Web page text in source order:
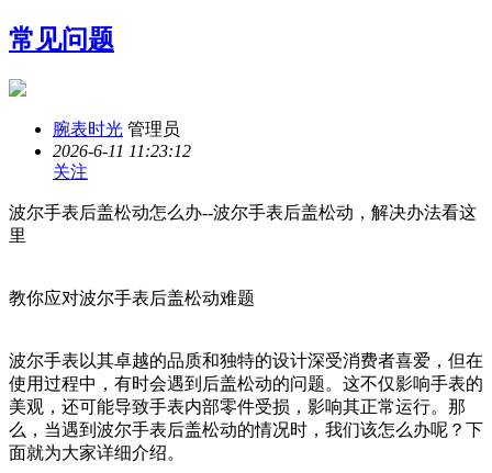
常见问题
腕表时光 管理员
2026-6-11 11:23:12
关注
波尔手表后盖松动怎么办--波尔手表后盖松动，解决办法看这
里
教你应对波尔手表后盖松动难题
波尔手表以其卓越的品质和独特的设计深受消费者喜爱，但在
使用过程中，有时会遇到后盖松动的问题。这不仅影响手表的
美观，还可能导致手表内部零件受损，影响其正常运行。那
么，当遇到波尔手表后盖松动的情况时，我们该怎么办呢？下
面就为大家详细介绍。